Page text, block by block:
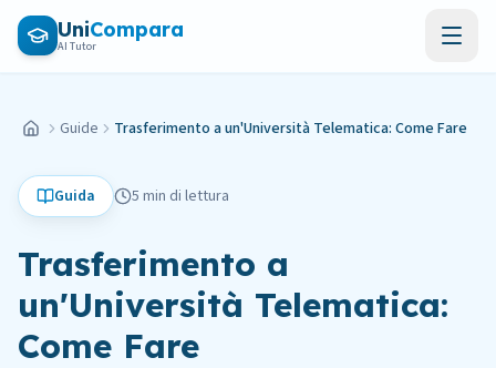
Vai al contenuto principale
UniCompara
AI Tutor
Home Guide Trasferimento a un'Università Telematica: Come Fare
Guida 5 min di lettura
Trasferimento a
un'Università Telematica:
Come Fare